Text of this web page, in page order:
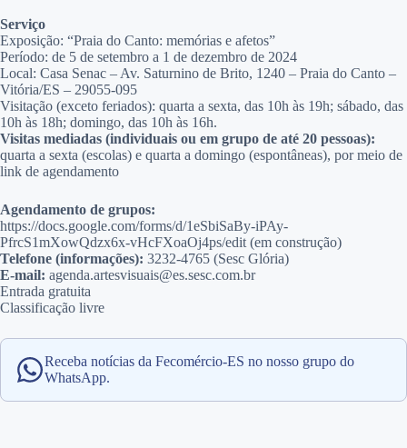
Serviço
Exposição: “Praia do Canto: memórias e afetos”
Período: de 5 de setembro a 1 de dezembro de 2024
Local: Casa Senac – Av. Saturnino de Brito, 1240 – Praia do Canto –
Vitória/ES – 29055-095
Visitação (exceto feriados): quarta a sexta, das 10h às 19h; sábado, das
10h às 18h; domingo, das 10h às 16h.
Visitas mediadas (individuais ou em grupo de até 20 pessoas):
quarta a sexta (escolas) e quarta a domingo (espontâneas), por meio de
link de agendamento
Agendamento de grupos:
https://docs.google.com/forms/d/1eSbiSaBy-iPAy-
PfrcS1mXowQdzx6x-vHcFXoaOj4ps/edit (em construção)
Telefone (informações): 3232-4765 (Sesc Glória)
E-mail: agenda.artesvisuais@es.sesc.com.br
Entrada gratuita
Classificação livre
Receba notícias da Fecomércio-ES no nosso grupo do
WhatsApp.